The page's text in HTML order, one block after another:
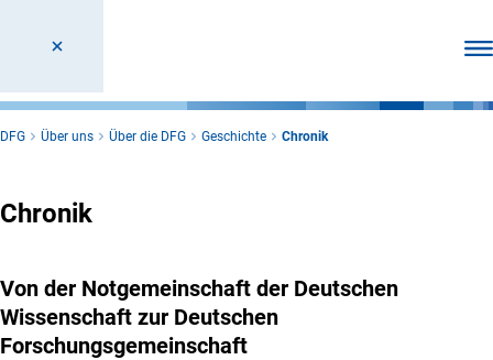
DFG Über uns Über die DFG Geschichte Chronik
Chronik
Von der Notgemeinschaft der Deutschen
Wissenschaft zur Deutschen
Forschungsgemeinschaft